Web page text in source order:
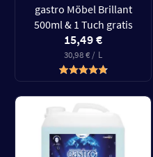
gastro Möbel Brillant
500ml & 1 Tuch gratis
15,49 €
30,98 € / L